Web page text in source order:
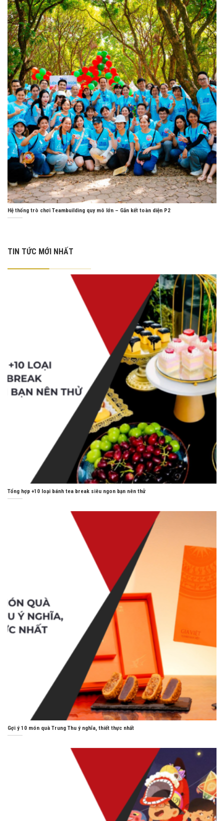
Hệ thống trò chơi Teambuilding quy mô lớn – Gắn kết toàn diện P2
TIN TỨC MỚI NHẤT
Tổng hợp +10 loại bánh tea break siêu ngon bạn nên thử
Gợi ý 10 món quà Trung Thu ý nghĩa, thiết thực nhất